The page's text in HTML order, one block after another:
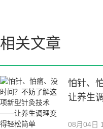
相关文章
怕针、
让养生
08月04日